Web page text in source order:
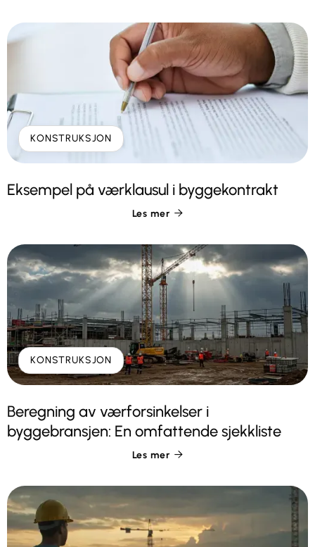
KONSTRUKSJON
Eksempel på værklausul i byggekontrakt
Les mer 
KONSTRUKSJON
Beregning av værforsinkelser i
byggebransjen: En omfattende sjekkliste
Les mer 